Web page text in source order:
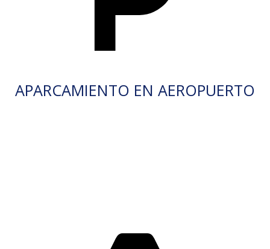
APARCAMIENTO EN AEROPUERTO